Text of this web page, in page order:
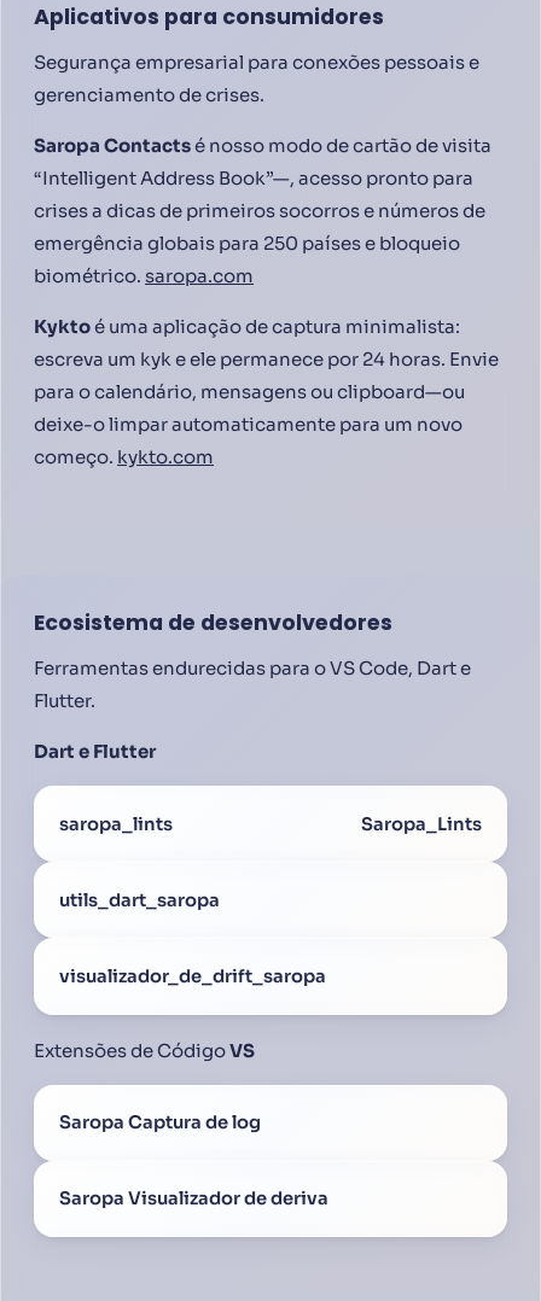
Aplicativos para consumidores
Segurança empresarial para conexões pessoais e
gerenciamento de crises.
Saropa Contactsé nosso modo de cartão de visita
“Intelligent Address Book”—, acesso pronto para
crises a dicas de primeiros socorros e números de
emergência globais para 250 países e bloqueio
biométrico. saropa.com
Kyktoé uma aplicação de captura minimalista:
escreva um kyk e ele permanece por 24 horas. Envie
para o calendário, mensagens ou clipboard—ou
deixe-o limpar automaticamente para um novo
começo. kykto.com
Ecosistema de desenvolvedores
Ferramentas endurecidas para o VS Code, Dart e
Flutter.
Dart e Flutter
saropa_lints Saropa_Lints
utils_dart_saropa
visualizador_de_drift_saropa
Extensões de CódigoVS
Saropa Captura de log
Saropa Visualizador de deriva